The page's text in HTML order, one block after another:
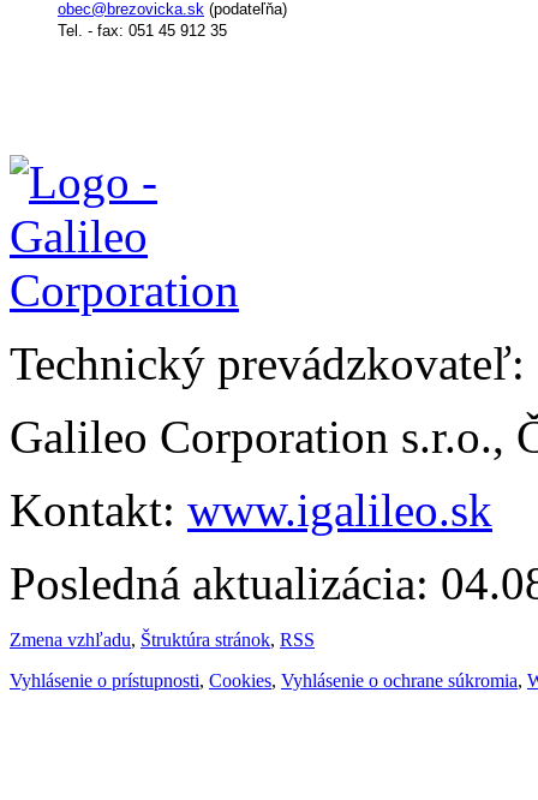
obec@brezovicka.sk (podateľňa)
Tel. - fax: 051 45 912 35
Technický prevádzkovateľ:
Galileo Corporation s.r.o.,
Kontakt: www.igalileo.sk
Posledná aktualizácia:
Zmena vzhľadu, Štruktúra stránok, RSS
Vyhlásenie o prístupnosti, Cookies, Vyhlásenie o ochrane súkromia,